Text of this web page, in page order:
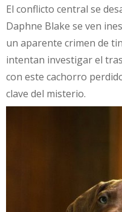
El conflicto central se
Daphne Blake se ven
un aparente crimen de
intentan investigar el
con este cachorro
clave del misterio.